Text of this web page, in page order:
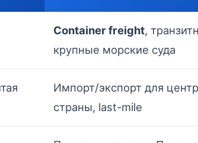
Container freight,
крупные морские суда
Импорт/экспорт для
страны, last-mile